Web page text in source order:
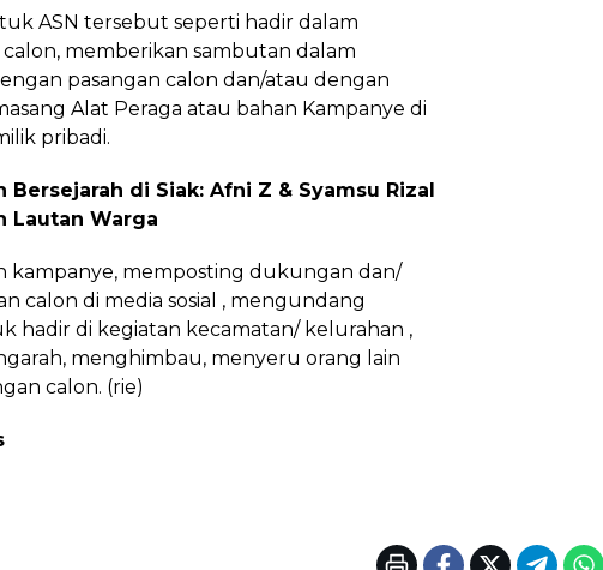
ASN tersebut seperti hadir dalam
memberikan sambutan dalam
pasangan calon dan/atau dengan
Alat Peraga atau bahan Kampanye di
pribadi.
Bersejarah di Siak: Afni Z & Syamsu Rizal
Lautan Warga
kampanye, memposting dukungan dan/
calon di media sosial , mengundang
hadir di kegiatan kecamatan/ kelurahan ,
menghimbau, menyeru orang lain
calon. (rie)